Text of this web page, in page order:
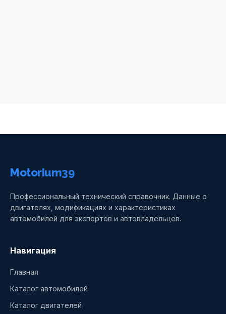
Motorium39
Профессиональный технический справочник. Данные о
двигателях, модификациях и характеристиках
автомобилей для экспертов и автовладельцев.
Навигация
Главная
Каталог автомобилей
Каталог двигателей